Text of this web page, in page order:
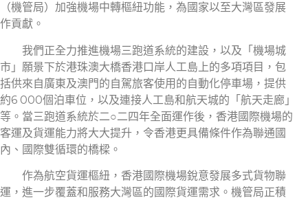
（機管局）加強機場中轉樞紐功能，為國家以至大灣區發展
作貢獻。
我們正全力推進機場三跑道系統的建設，以及「機場城
市」願景下於港珠澳大橋香港口岸人工島上的多項項目，包
括供來自廣東及澳門的自駕旅客使用的自動化停車場，提供
約6 000個泊車位，以及連接人工島和航天城的「航天走廊」
等。當三跑道系統於二○二四年全面運作後，香港國際機場的
客運及貨運能力將大大提升，令香港更具備條件作為聯通國
內、國際雙循環的橋樑。
作為航空貨運樞紐，香港國際機場銳意發展多式貨物聯
運，進一步覆蓋和服務大灣區的國際貨運需求。機管局正積